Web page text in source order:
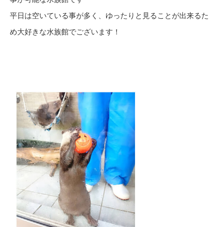
平日は空いている事が多く、ゆったりと見ることが出来るた
め大好きな水族館でございます！